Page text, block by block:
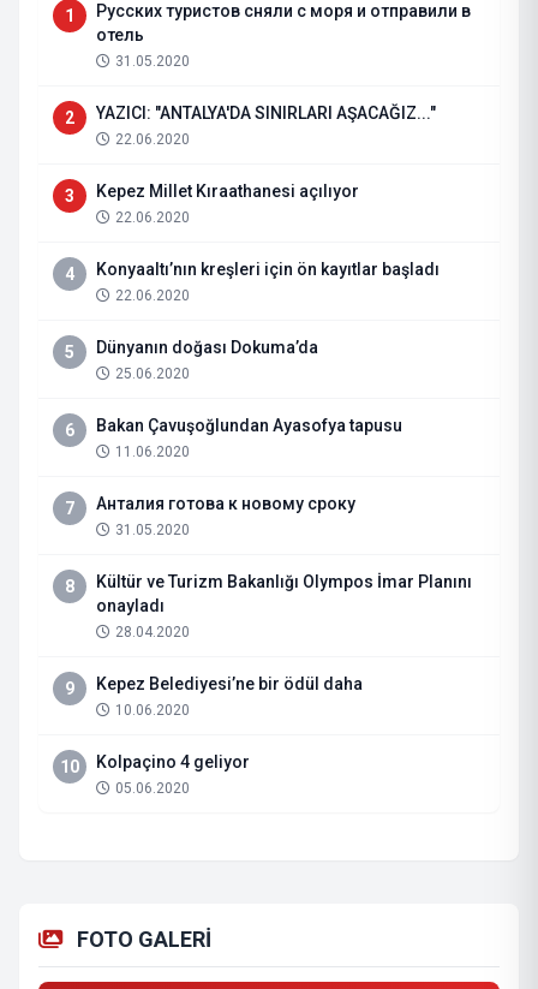
1
Русских туристов сняли с моря и отправили в
отель
31.05.2020
2 YAZICI: "ANTALYA'DA SINIRLARI AŞACAĞIZ..."
22.06.2020
3 Kepez Millet Kıraathanesi açılıyor
22.06.2020
4 Konyaaltı’nın kreşleri için ön kayıtlar başladı
22.06.2020
5 Dünyanın doğası Dokuma’da
25.06.2020
6 Bakan Çavuşoğlundan Ayasofya tapusu
11.06.2020
7 Анталия готова к новому сроку
31.05.2020
8
Kültür ve Turizm Bakanlığı Olympos İmar Planını
onayladı
28.04.2020
9 Kepez Belediyesi’ne bir ödül daha
10.06.2020
10 Kolpaçino 4 geliyor
05.06.2020
FOTO GALERİ